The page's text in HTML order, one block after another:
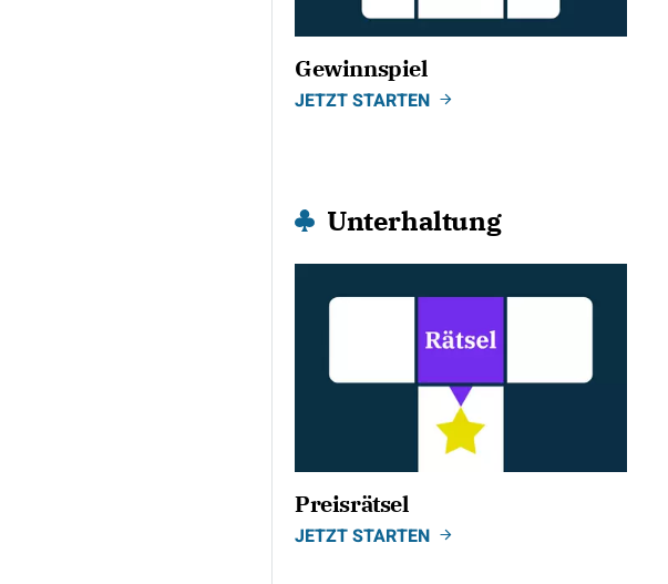
Gewinnspiel
JETZT STARTEN
Unterhaltung
Preisrätsel
JETZT STARTEN